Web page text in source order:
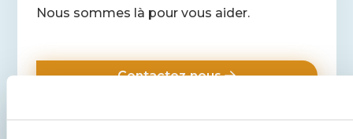
Nous sommes là pour vous aider.
Contactez‑nous